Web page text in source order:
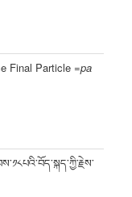
Final Particle =pa